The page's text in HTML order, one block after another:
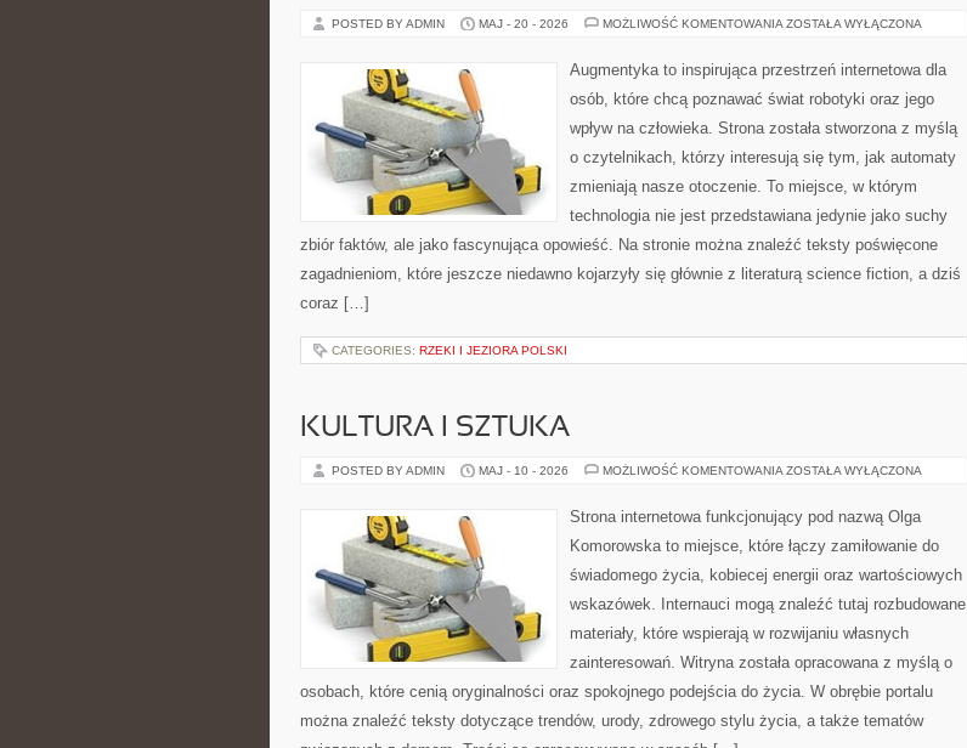
POSTED BY ADMIN MAJ - 20 - 2026 MOŻLIWOŚĆ KOMENTOWANIA SPOŁECZEŃSTWO
ZOSTAŁA WYŁĄCZONA
Augmentyka to inspirująca przestrzeń internetowa dla
osób, które chcą poznawać świat robotyki oraz jego
wpływ na człowieka. Strona została stworzona z myślą
o czytelnikach, którzy interesują się tym, jak automaty
zmieniają nasze otoczenie. To miejsce, w którym
technologia nie jest przedstawiana jedynie jako suchy
zbiór faktów, ale jako fascynująca opowieść. Na stronie można znaleźć teksty poświęcone
zagadnieniom, które jeszcze niedawno kojarzyły się głównie z literaturą science fiction, a dziś
coraz […]
CATEGORIES: RZEKI I JEZIORA POLSKI
KULTURA I SZTUKA
POSTED BY ADMIN MAJ - 10 - 2026 MOŻLIWOŚĆ KOMENTOWANIA KULTURA
ZOSTAŁA WYŁĄCZONA
Strona internetowa funkcjonujący pod nazwą Olga
Komorowska to miejsce, które łączy zamiłowanie do
świadomego życia, kobiecej energii oraz wartościowych
wskazówek. Internauci mogą znaleźć tutaj rozbudowane
materiały, które wspierają w rozwijaniu własnych
zainteresowań. Witryna została opracowana z myślą o
osobach, które cenią oryginalności oraz spokojnego podejścia do życia. W obrębie portalu
można znaleźć teksty dotyczące trendów, urody, zdrowego stylu życia, a także tematów